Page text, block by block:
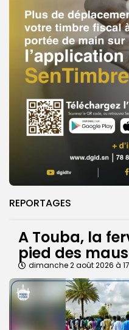
REPORTAGES
A Touba, la
pied des
dimanche 2 août 2026 à